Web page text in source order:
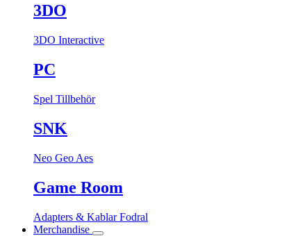
3DO
3DO Interactive
PC
Spel Tillbehör
SNK
Neo Geo Aes
Game Room
Adapters & KablarFodral
Merchandise